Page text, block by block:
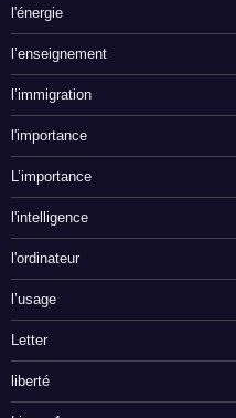
l'énergie
l’enseignement
l’immigration
l'importance
L’importance
l'intelligence
l'ordinateur
l’usage
Letter
liberté